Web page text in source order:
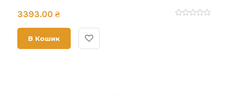
3393.00 ₴
В Кошик